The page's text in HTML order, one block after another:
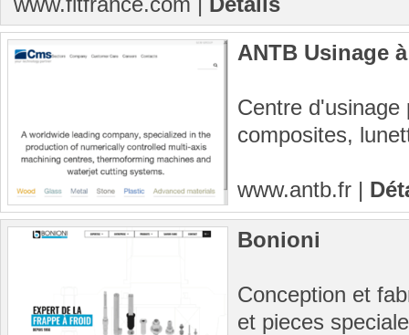
ANTB Usinage
Centre d'usinage
composites,
www.antb.fr |
Bonioni
Conception et
et pieces